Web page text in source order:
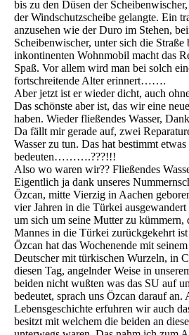
bis zu den Düsen der
der Windschutzscheibe gelangte. Ein
anzusehen wie der Duro im Stehen,
Scheibenwischer, unter sich die Straße
inkontinenten Wohnmobil macht das
Spaß. Vor allem wird man bei solch
fortschreitende Alter erinnert…….
Aber jetzt ist er wieder dicht, auch
Das schönste aber ist, das wir eine
haben. Wieder fließendes Wasser,
Da fällt mir gerade auf, zwei
Wasser zu tun. Das hat bestimmt etwas
bedeuten……….???!!!
Also wo waren wir?? Fließendes
Eigentlich ja dank unseres
Özcan, mitte Vierzig in Aachen
vier Jahren in die Türkei
um sich um seine Mutter zu kümmern,
Mannes in die Türkei zurückgekehrt
Özcan hat das Wochenende mit
Deutscher mit türkischen Wurzeln, in
diesen Tag, angelnder Weise in
beiden nicht wußten was das SU auf
bedeutet, sprach uns Özcan darauf an.
Lebensgeschichte erfuhren wir auch
besitzt mit welchem die beiden an